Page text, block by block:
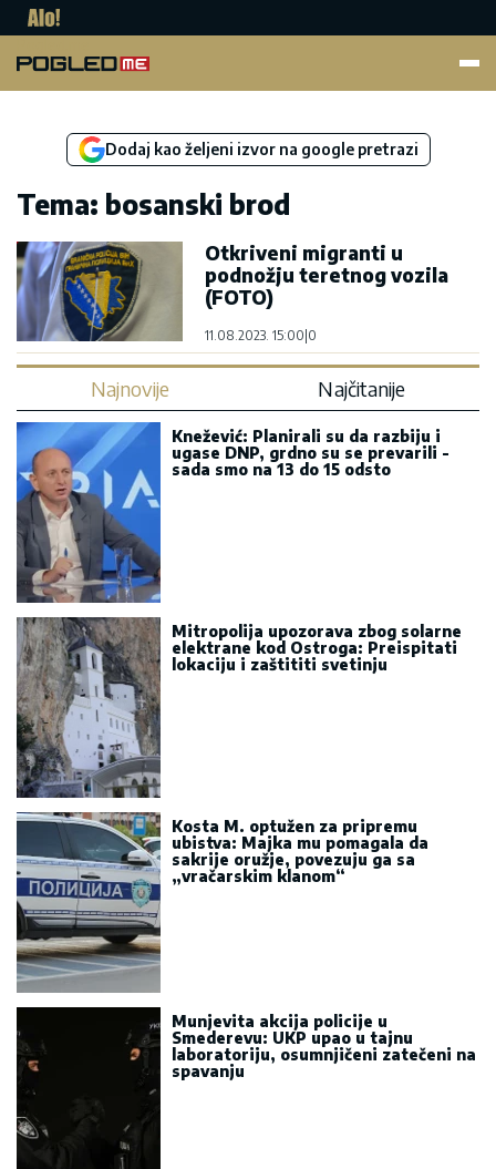
Dodaj kao željeni izvor na google pretrazi
Tema: bosanski brod
Otkriveni migranti u
podnožju teretnog vozila
(FOTO)
11.08.2023. 15:00|0
Najnovije Najčitanije
Knežević: Planirali su da razbiju i
ugase DNP, grdno su se prevarili -
sada smo na 13 do 15 odsto
Mitropolija upozorava zbog solarne
elektrane kod Ostroga: Preispitati
lokaciju i zaštititi svetinju
Kosta M. optužen za pripremu
ubistva: Majka mu pomagala da
sakrije oružje, povezuju ga sa
„vračarskim klanom“
Munjevita akcija policije u
Smederevu: UKP upao u tajnu
laboratoriju, osumnjičeni zatečeni na
spavanju